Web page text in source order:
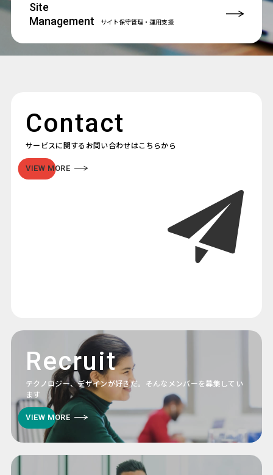
Site
Management
サイト保守管理・運用支援
Contact
サービスに関するお問い合わせはこちらから
VIEW MORE
Recruit
テクノロジー、デザインが好きだ。そんなメンバーを募集してい
ます
VIEW MORE